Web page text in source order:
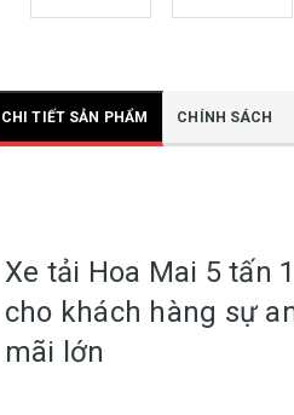
CHI TIẾT SẢN PHẨM CHÍNH SÁCH
Xe tải Hoa Mai 5 tấn
cho khách hàng sự
mãi lớn